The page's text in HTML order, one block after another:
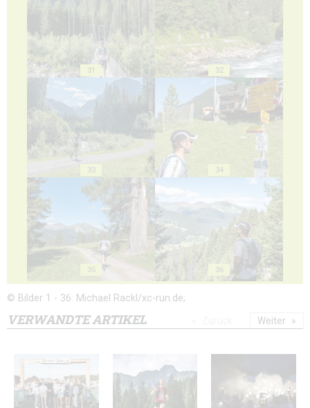
31 32
33 34
35 36
© Bilder 1 - 36: Michael Rackl/xc-run.de;
VERWANDTE ARTIKEL Weiter